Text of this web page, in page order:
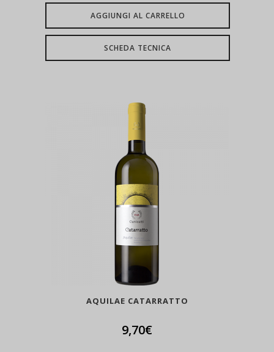
AGGIUNGI AL CARRELLO
SCHEDA TECNICA
AQUILAE CATARRATTO
9,70€